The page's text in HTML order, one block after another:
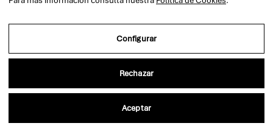
ENLACES DE INTERÉS
COLEGIARSE
Configurar
Rechazar
Aceptar